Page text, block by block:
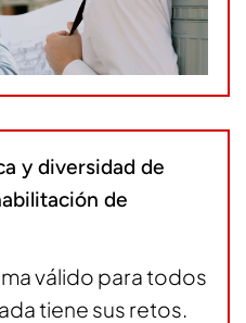
y diversidad de
de
válido para todos
tiene sus retos.